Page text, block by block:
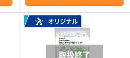
オリジナル